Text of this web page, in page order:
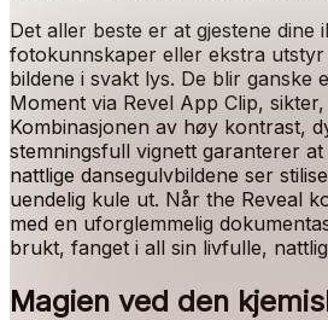
Det aller beste er at gjestene dine
fotokunnskaper eller ekstra
bildene i svakt lys. De blir ganske
Moment via Revel App Clip,
Kombinasjonen av høy kontrast,
stemningsfull vignett garanterer
nattlige dansegulvbildene ser
uendelig kule ut. Når the Reveal
med en uforglemmelig
brukt, fanget i all sin livfulle,
Magien ved den